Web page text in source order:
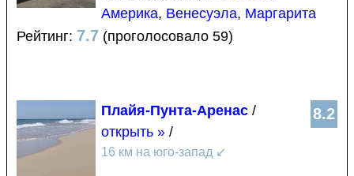
Америка, Венесуэла, Маргарита
Рейтинг: 7.7 (проголосовало 59)
8.2
Плайя-Пунта-Аренас /
открыть » /
16 км на юго-запад ↙